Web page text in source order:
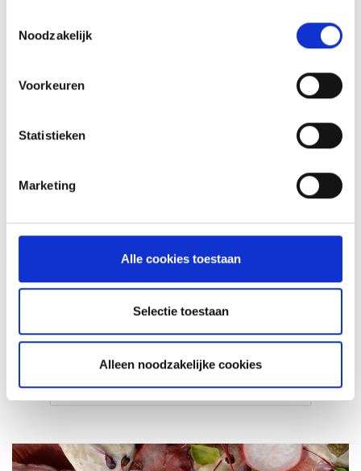
Noodzakelijk
Voorkeuren
Statistieken
Marketing
Alle cookies toestaan
Selectie toestaan
Alleen noodzakelijke cookies
RECEPTEN EN TIPS
KAISERSCHMARNN
RECEPT